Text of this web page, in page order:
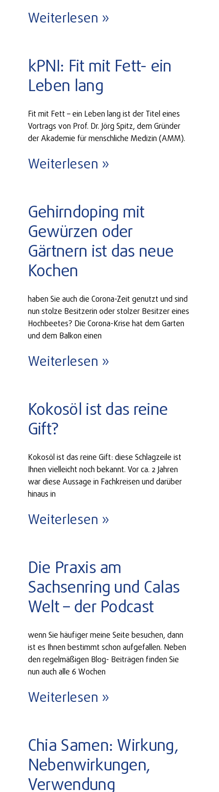
Weiterlesen »
kPNI: Fit mit Fett- ein
Leben lang
Fit mit Fett – ein Leben lang ist der Titel eines
Vortrags von Prof. Dr. Jörg Spitz, dem Gründer
der Akademie für menschliche Medizin (AMM).
Weiterlesen »
Gehirndoping mit
Gewürzen oder
Gärtnern ist das neue
Kochen
haben Sie auch die Corona-Zeit genutzt und sind
nun stolze Besitzerin oder stolzer Besitzer eines
Hochbeetes? Die Corona-Krise hat dem Garten
und dem Balkon einen
Weiterlesen »
Kokosöl ist das reine
Gift?
Kokosöl ist das reine Gift: diese Schlagzeile ist
Ihnen vielleicht noch bekannt. Vor ca. 2 Jahren
war diese Aussage in Fachkreisen und darüber
hinaus in
Weiterlesen »
Die Praxis am
Sachsenring und Calas
Welt – der Podcast
wenn Sie häufiger meine Seite besuchen, dann
ist es Ihnen bestimmt schon aufgefallen. Neben
den regelmäßigen Blog- Beiträgen finden Sie
nun auch alle 6 Wochen
Weiterlesen »
Chia Samen: Wirkung,
Nebenwirkungen,
Verwendung